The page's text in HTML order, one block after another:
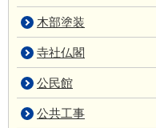
木部塗装
寺社仏閣
公民館
公共工事